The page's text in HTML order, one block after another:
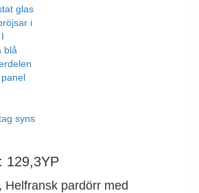
129,3YP
Helfransk pardörr med